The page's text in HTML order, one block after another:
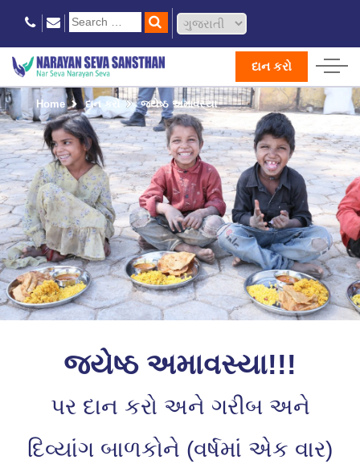
દાન કરો
Home દાન કરો જ્યેષ્ઠ અમાવસ્યા
જ્યેષ્ઠ અમાવસ્યા!!!
પર દાન કરો અને ગરીબ અને
દિવ્યાંગ બાળકોને (વર્ષમાં એક વાર)